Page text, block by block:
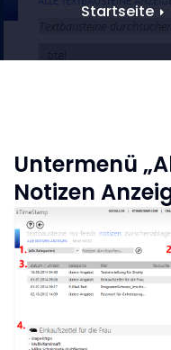
Startseite
Untermenü
Notizen